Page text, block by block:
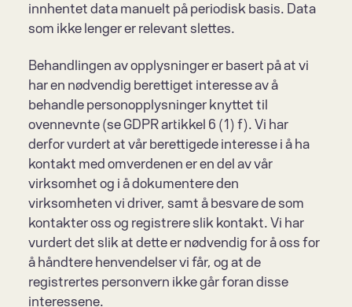
innhentet data manuelt på periodisk basis. Data
som ikke lenger er relevant slettes.
Behandlingen av opplysninger er basert på at vi
har en nødvendig berettiget interesse av å
behandle personopplysninger knyttet til
ovennevnte (se GDPR artikkel 6 (1) f). Vi har
derfor vurdert at vår berettigede interesse i å ha
kontakt med omverdenen er en del av vår
virksomhet og i å dokumentere den
virksomheten vi driver, samt å besvare de som
kontakter oss og registrere slik kontakt. Vi har
vurdert det slik at dette er nødvendig for å oss for
å håndtere henvendelser vi får, og at de
registrertes personvern ikke går foran disse
interessene.